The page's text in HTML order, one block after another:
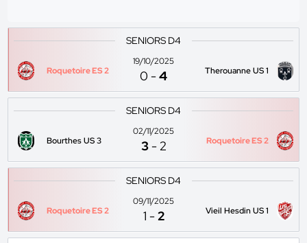
SENIORS D4
Roquetoire ES 2
19/10/2025
0 -4 Therouanne US 1
SENIORS D4
Bourthes US 3
02/11/2025
3 -2 Roquetoire ES 2
SENIORS D4
Roquetoire ES 2
09/11/2025
1 -2 Vieil Hesdin US 1